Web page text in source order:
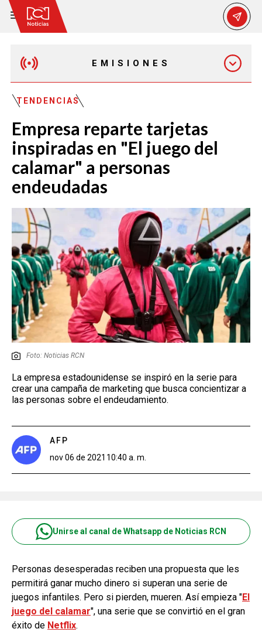
EMISIONES
MAÑANA EXPRESS
EMISIÓN 12:30 PM
EMISIÓN 7:00 PM
EMISIÓN 11:30 PM
TENDENCIAS
Empresa reparte tarjetas
inspiradas en "El juego del
calamar" a personas
endeudadas
Foto: Noticias RCN
La empresa estadounidense se inspiró en la serie para
crear una campaña de marketing que busca concientizar a
las personas sobre el endeudamiento.
AFP
nov 06 de 2021 10:40 a. m.
Unirse al canal de Whatsapp de Noticias RCN
Personas desesperadas reciben una propuesta que les
permitirá ganar mucho dinero si superan una serie de
juegos infantiles. Pero si pierden, mueren. Así empieza "El
juego del calamar", una serie que se convirtió en el gran
éxito de Netflix.